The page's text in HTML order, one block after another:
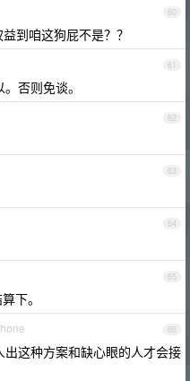
60
到咱这狗屁不是？？
61
否则免谈。
62
63
64
65
下。
66
这种方案和缺心眼的人才会接